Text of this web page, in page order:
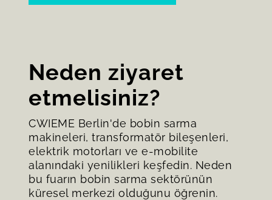
Neden ziyaret
etmelisiniz?
CWIEME Berlin'de bobin sarma
makineleri, transformatör bileşenleri,
elektrik motorları ve e-mobilite
alanındaki yenilikleri keşfedin. Neden
bu fuarın bobin sarma sektörünün
küresel merkezi olduğunu öğrenin.